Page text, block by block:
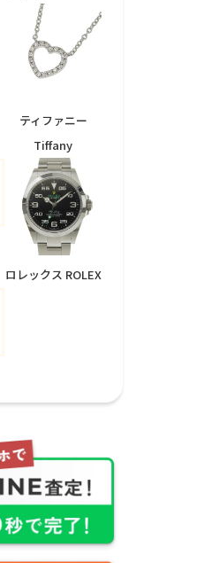
ティファニー
Tiffany
ロレックス ROLEX